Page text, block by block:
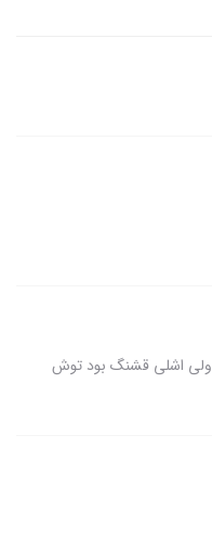
ولی اشلی قشنگ بود توش